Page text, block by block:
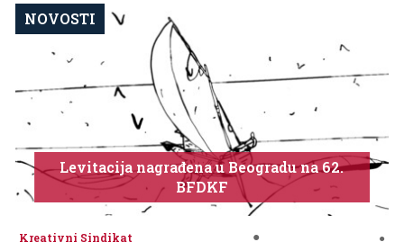
NOVOSTI
Levitacija nagrađena u Beogradu na 62.
BFDKF
Kreativni Sindikat ● ●